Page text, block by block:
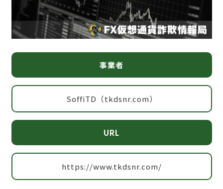
事業者
SoffiTD（tkdsnr.com）
URL
https://www.tkdsnr.com/